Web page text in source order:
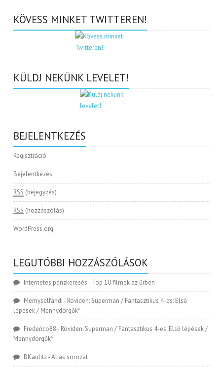
KÖVESS MINKET TWITTEREN!
KÜLDJ NEKÜNK LEVELET!
BEJELENTKEZÉS
Regisztráció
Bejelentkezés
RSS (bejegyzés)
RSS (hozzászólás)
WordPress.org
LEGUTÓBBI HOZZÁSZÓLÁSOK
Internetes pénzkeresés - Top 10 filmek az űrben
Memyselfandi - Röviden: Superman / Fantasztikus 4-es: Első
lépések / Mennydörgők*
Frederico88 - Röviden: Superman / Fantasztikus 4-es: Első lépések /
Mennydörgők*
BKaulitz-Alias sorozat